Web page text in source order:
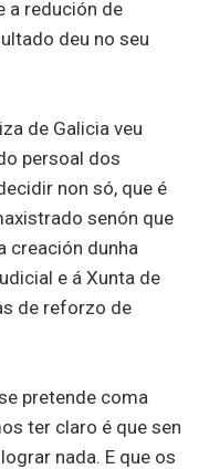
a redución de
deu no seu
de Galicia veu
persoal dos
non só, que é
senón que
creación dunha
e á Xunta de
de reforzo de
pretende coma
ter claro é que sen
nada. E que os